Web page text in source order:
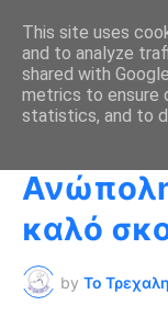
Αρχική σελίδα
1ος
καλό
by Το
This site uses
and to analyze
shared with
metrics to ensure
statistics, and to